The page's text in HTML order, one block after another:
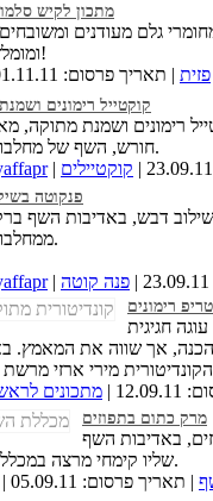
מתכון לקיש
גלם מעודנים
ומומלץ בחום!
פזית | תאריך פרסום: 01.11.11 |
קוקטייל רימונים
רימונים ושמנת מתוקה,
חורש, השף של מחלבות טרה.
קוקטיילים
פנקוטה
דבש, באדיבות השף
ממחלבות טרה.
פנה קוטה
רימונים
חגיגית
אך שווה את המאמץ.
הקונדיטורית מירי ארזי
|
מתכונים
מרק כתום בתפוזים
באדיבות השף
שליו קימחי מרצה במכללת השף.
| תאריך פרסום: 05.09.11 |